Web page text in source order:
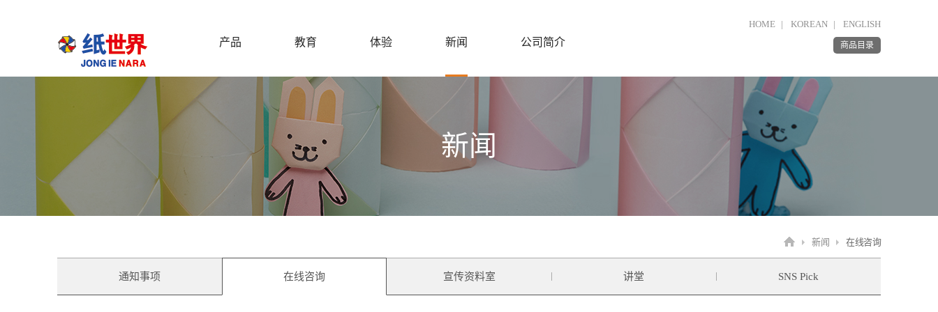
HOME KOREAN ENGLISH
产品 教育 体验 新闻 公司简介 商品目录
新闻
新闻 在线咨询
通知事项 在线咨询 宣传资料室 讲堂 SNS Pick